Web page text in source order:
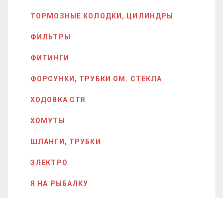
ТОРМОЗНЫЕ КОЛОДКИ, ЦИЛИНДРЫ
ФИЛЬТРЫ
ФИТИНГИ
ФОРСУНКИ, ТРУБКИ ОМ. СТЕКЛА
ХОДОВКА CTR
ХОМУТЫ
ШЛАНГИ, ТРУБКИ
ЭЛЕКТРО
Я НА РЫБАЛКУ